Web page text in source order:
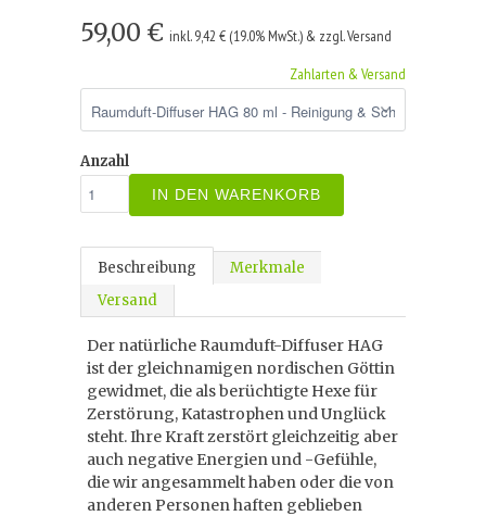
59,00 € inkl. 9,42 € (19.0% MwSt.) & zzgl. Versand
Zahlarten & Versand
Anzahl
IN DEN WARENKORB
Beschreibung
Merkmale
Versand
Der natürliche Raumduft-Diffuser HAG
ist der gleichnamigen nordischen Göttin
gewidmet, die als berüchtigte Hexe für
Zerstörung, Katastrophen und Unglück
steht. Ihre Kraft zerstört gleichzeitig aber
auch negative Energien und -Gefühle,
die wir angesammelt haben oder die von
anderen Personen haften geblieben